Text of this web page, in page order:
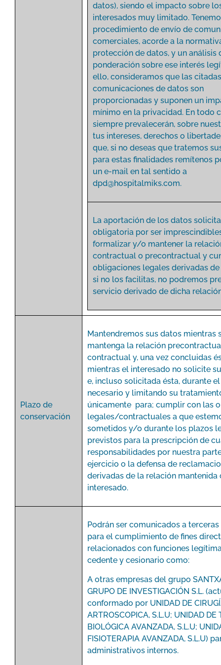
datos), siendo el impacto sobre
interesados muy limitado.
procedimiento de envío de
comerciales, acorde a la
protección de datos, y un análisis
ponderación sobre ese interés
ello, consideramos que las citadas
comunicaciones de datos son
proporcionadas y suponen un
mínimo en la privacidad. En todo
siempre prevalecerán, sobre
tus intereses, derechos o
que, si no deseas que tratemos
para estas finalidades remítenos
un e-mail en tal sentido a
dpd@hospitalmiks.com.
La aportación de los datos
obligatoria por ser
formalizar y/o mantener la
contractual o precontractual y
obligaciones legales derivadas
si no los facilitas, no podremos
servicio derivado de dicha
Plazo de
conservación
Mantendremos sus datos mientras
mantenga la relación
contractual y, una vez concluidas
mientras el interesado no solicite
e, incluso solicitada ésta, durante
necesario y limitando su
únicamente para; cumplir con las
legales/contractuales a que
sometidos y/o durante los plazos
previstos para la prescripción de
responsabilidades por nuestra
ejercicio o la defensa de
derivadas de la relación mantenida
interesado.
Podrán ser comunicados a
para el cumplimiento de fines
relacionados con funciones
cedente y cesionario como:
A otras empresas del grupo
GRUPO DE INVESTIGACIÓN S.L.
conformado por UNIDAD DE
ARTROSCOPICA, S.L.U; UNIDAD DE
BIOLÓGICA AVANZADA, S.L.U;
FISIOTERAPIA AVANZADA, S.L.U)
administrativos internos.